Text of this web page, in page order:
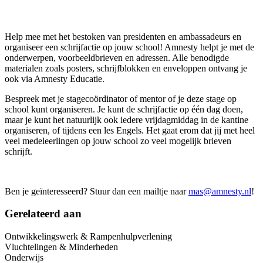
Help mee met het bestoken van presidenten en ambassadeurs en
organiseer een schrijfactie op jouw school! Amnesty helpt je met de
onderwerpen, voorbeeldbrieven en adressen. Alle benodigde
materialen zoals posters, schrijfblokken en enveloppen ontvang je
ook via Amnesty Educatie.
Bespreek met je stagecoördinator of mentor of je deze stage op
school kunt organiseren. Je kunt de schrijfactie op één dag doen,
maar je kunt het natuurlijk ook iedere vrijdagmiddag in de kantine
organiseren, of tijdens een les Engels. Het gaat erom dat jij met heel
veel medeleerlingen op jouw school zo veel mogelijk brieven
schrijft.
Ben je geïnteresseerd? Stuur dan een mailtje naarmas@amnesty.nl!
Gerelateerd aan
Ontwikkelingswerk & Rampenhulpverlening
Vluchtelingen & Minderheden
Onderwijs